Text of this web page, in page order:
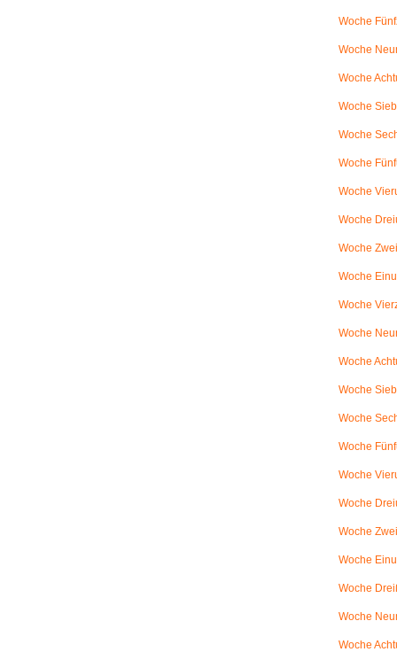
Woche
Woche
Woche
Woche
Woche
Woche
Woche
Woche
Woche
Woche
Woche
Woche
Woche
Woche
Woche
Woche
Woche
Woche
Woche
Woche
Woche
Woche
Woche